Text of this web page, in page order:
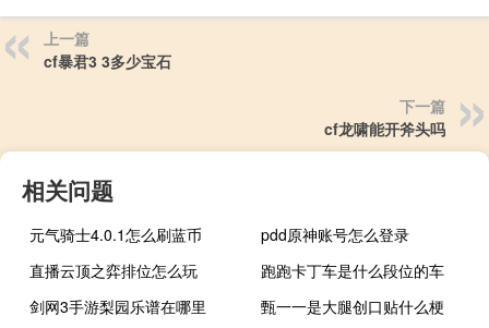
上一篇
cf暴君3 3多少宝石
下一篇
cf龙啸能开斧头吗
相关问题
元气骑士4.0.1怎么刷蓝币
pdd原神账号怎么登录
直播云顶之弈排位怎么玩
跑跑卡丁车是什么段位的车
剑网3手游梨园乐谱在哪里
甄一一是大腿创口贴什么梗